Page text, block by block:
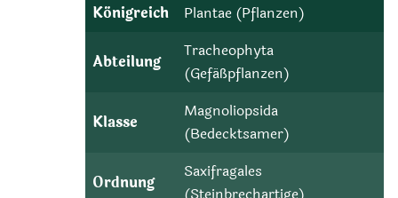
Königreich Plantae (Pflanzen)
Abteilung
Tracheophyta
(Gefäßpflanzen)
Klasse
Magnoliopsida
(Bedecktsamer)
Ordnung
Saxifragales